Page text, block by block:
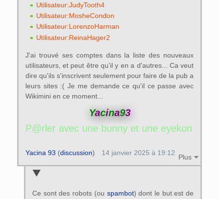
Utilisateur:JudyTooth4
Utilisateur:MosheCondon
Utilisateur:LorenzoHarman
Utilisateur:ReinaHager2
J'ai trouvé ses comptes dans la liste des nouveaux
utilisateurs, et peut être qu'il y en a d'autres... Ca veut
dire qu'ils s'inscrivent seulement pour faire de la pub a
leurs sites :( Je me demande ce qu'il ce passe avec
Wikimini en ce moment...
Yacina93
P@rler avec une bunny et une eyekon ? -
Plus
Yacina 93 (discussion) 14 janvier 2025 à 19:12
Ce sont des robots (ou spambot) dont le but est de